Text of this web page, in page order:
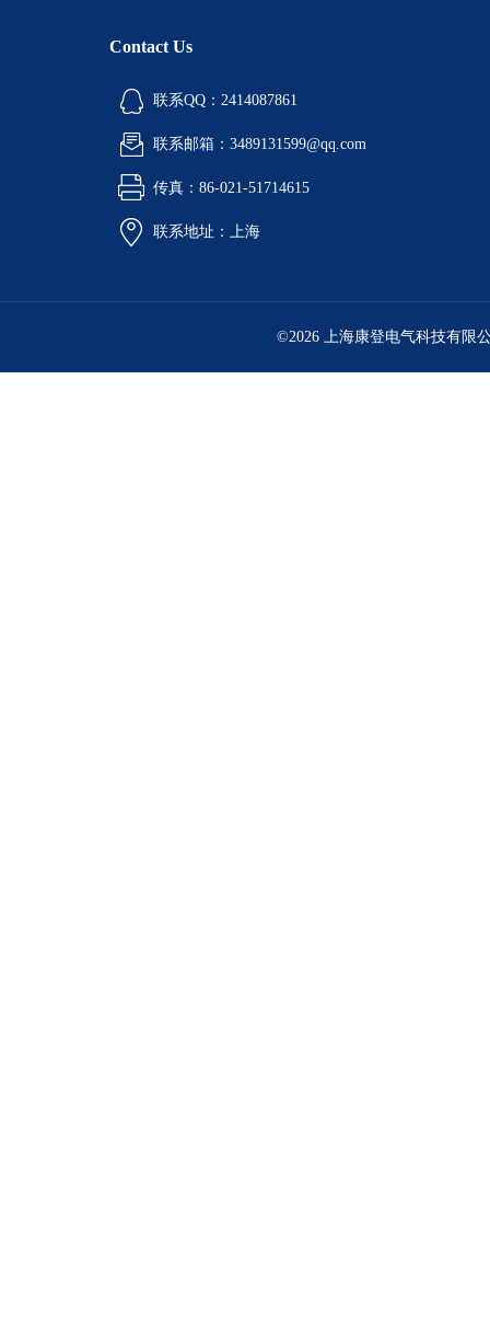
Contact Us
联系QQ：2414087861
联系邮箱：3489131599@qq.com
传真：86-021-51714615
联系地址：上海
©2026 上海康登电气科技有限